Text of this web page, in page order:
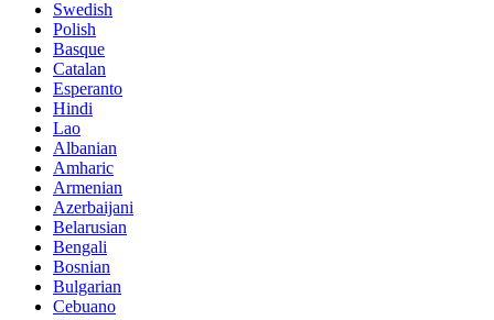
Swedish
Polish
Basque
Catalan
Esperanto
Hindi
Lao
Albanian
Amharic
Armenian
Azerbaijani
Belarusian
Bengali
Bosnian
Bulgarian
Cebuano